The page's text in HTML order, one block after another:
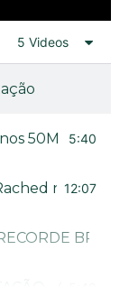
5 Videos
50M livre no
5:40
no Troféu
12:07